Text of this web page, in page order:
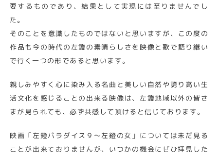
要するものであり、結果として実現には至りませんでし
た。
そのことを意識したものではないと思いますが、この度の
作品も今の時代の左鐙の素晴らしさを映像と歌で語り継い
で行く一つの形であると思います。
親しみやすく心に染み入る名曲と美しい自然や誇り高い生
活文化を感じることの出来る映像は、左鐙地域以外の皆さ
まが見られても、必ず共感して頂けると信じております。
映画「左鐙パラダイス９～左鐙の女」については未だ見る
ことが出来ておりませんが、いつかの機会にぜひ拝見した